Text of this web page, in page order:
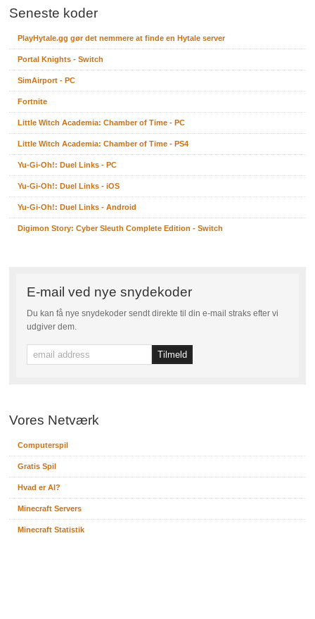
Seneste koder
PlayHytale.gg gør det nemmere at finde en Hytale server
Portal Knights - Switch
SimAirport - PC
Fortnite
Little Witch Academia: Chamber of Time - PC
Little Witch Academia: Chamber of Time - PS4
Yu-Gi-Oh!: Duel Links - PC
Yu-Gi-Oh!: Duel Links - iOS
Yu-Gi-Oh!: Duel Links - Android
Digimon Story: Cyber Sleuth Complete Edition - Switch
E-mail ved nye snydekoder
Du kan få nye snydekoder sendt direkte til din e-mail straks efter vi
udgiver dem.
Vores Netværk
Computerspil
Gratis Spil
Hvad er AI?
Minecraft Servers
Minecraft Statistik